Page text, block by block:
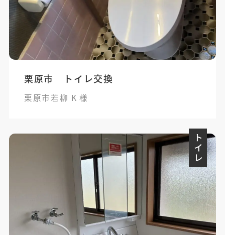
栗原市 トイレ交換
栗原市若柳 K 様
トイレ